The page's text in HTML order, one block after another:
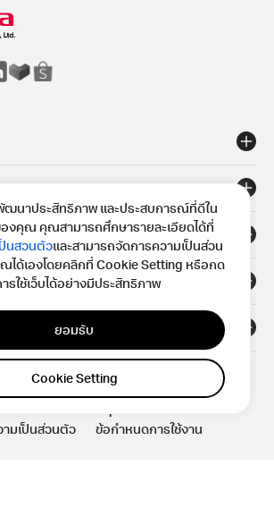
ฒนาประสิทธิภาพ และประสบการณ์ที่ดีใน
องคุณ คุณสามารถศึกษารายละเอียดได้ที่
นสวนตัวและสามารถจัดการความเป็นส่วน
ได้เองโดยคลิกที่ Cookie Setting หรือกด
รใช้เว็บได้อย่างมีประสิทธิภาพ
Cookie Setting
ยอมรับ
ามเป็นส่วนตัว
ข้อกำหนดการใช้งาน